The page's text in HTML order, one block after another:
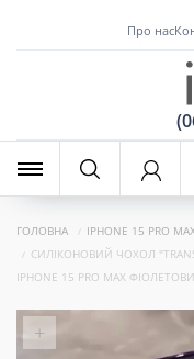
Про нас
ГОЛОВНА
IPHONE 15 PRO
СИЛІКОНОВИЙ ЧОХОЛ
IPHONE 15 PRO MAX
+